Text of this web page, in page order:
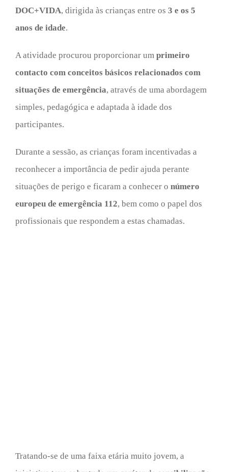
DOC+VIDA, dirigida às crianças entre os 3 e os 5
anos de idade.
A atividade procurou proporcionar um primeiro
contacto com conceitos básicos relacionados com
situações de emergência, através de uma abordagem
simples, pedagógica e adaptada à idade dos
participantes.
Durante a sessão, as crianças foram incentivadas a
reconhecer a importância de pedir ajuda perante
situações de perigo e ficaram a conhecer o número
europeu de emergência 112, bem como o papel dos
profissionais que respondem a estas chamadas.
Tratando-se de uma faixa etária muito jovem, a